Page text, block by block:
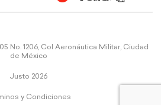
No. 1206, Col Aeronáutica Militar, Ciudad
de México
Justo 2026
y Condiciones